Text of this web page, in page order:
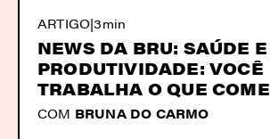
ARTIGO|3min
NEWS DA BRU: SAÚDE E
PRODUTIVIDADE: VOCÊ
TRABALHA O QUE COME
COM BRUNA DO CARMO